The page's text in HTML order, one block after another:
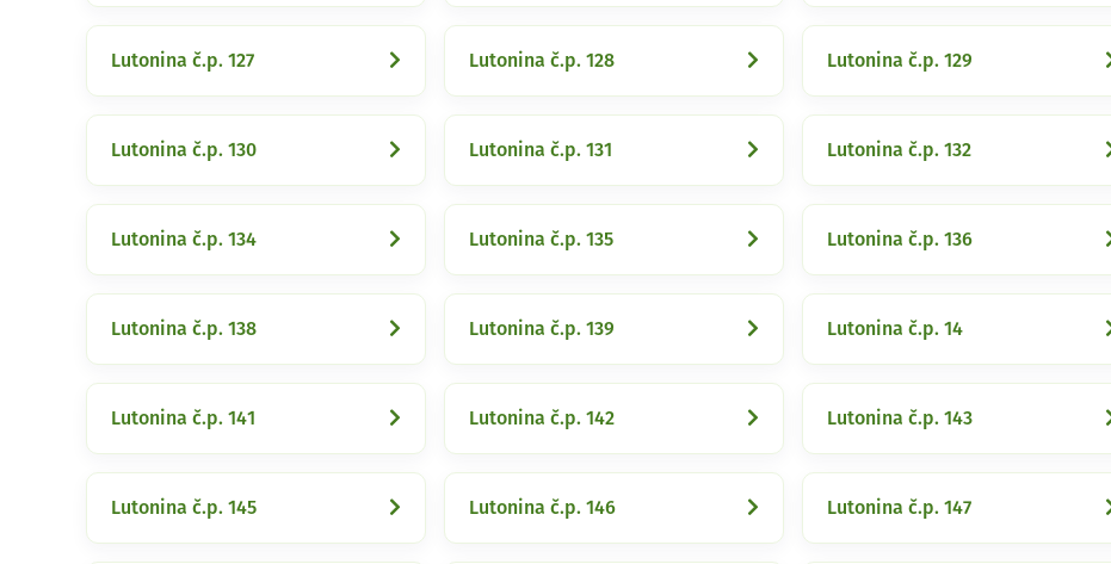
Lutonina č.p. 127 Lutonina č.p. 128 Lutonina č.p. 129
Lutonina č.p. 130 Lutonina č.p. 131 Lutonina č.p. 132
Lutonina č.p. 134 Lutonina č.p. 135 Lutonina č.p. 136
Lutonina č.p. 138 Lutonina č.p. 139 Lutonina č.p. 14
Lutonina č.p. 141 Lutonina č.p. 142 Lutonina č.p. 143
Lutonina č.p. 145 Lutonina č.p. 146 Lutonina č.p. 147